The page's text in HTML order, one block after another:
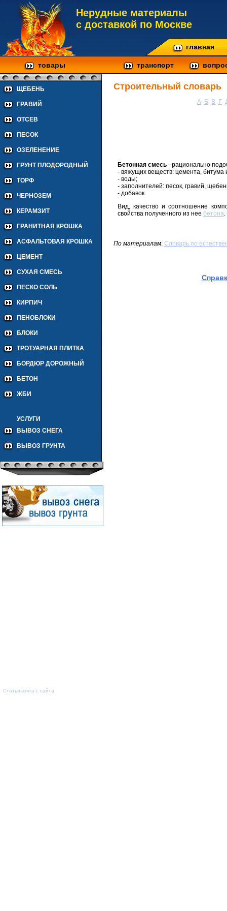
Нерудные материалы
с доставкой по Москве
главная
товары транспорт
ЩЕБЕНЬ
ГРАВИЙ
ОТСЕВ
ПЕСОК
ОЗЕЛЕНЕНИЕ
ГРУНТ ПЛОДОРОДНЫЙ
ТОРФ
ЧЕРНОЗЕМ
КЕРАМЗИТ
ГРАНИТНАЯ КРОШКА
АСФАЛЬТОВАЯ КРОШКА
ЦЕМЕНТ
СУХАЯ СМЕСЬ
ПЕСКО СОЛЬ
КИРПИЧ
ПЕНОБЛОКИ
БЛОКИ
ТРОТУАРНАЯ ПЛИТКА
БОРДЮР ДОРОЖНЫЙ
БЕТОН
ЖБИ
УСЛУГИ
ВЫВОЗ СНЕГА
ВЫВОЗ ГРУНТА
Статья взята с сайта
Строительный словарь
А Б В Г
Бетонная смесь- рационально
- вяжущих веществ: цемента, битума
- воды;
- заполнителей: песок, гравий,
- добавок.
Вид, качество и соотношение
свойства полученного из нее бетона.
По материалам: Cловарь по